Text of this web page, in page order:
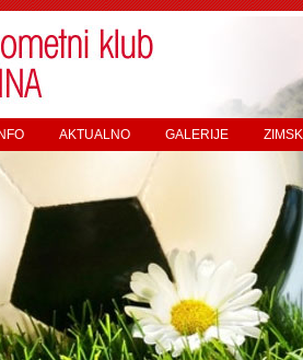
INFO AKTUALNO GALERIJE